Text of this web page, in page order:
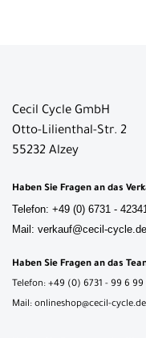
Cecil Cycle GmbH
Otto-Lilienthal-Str. 2
55232 Alzey
Haben Sie Fragen an das
Telefon: +49 (0) 6731 - 42341
Mail: verkauf@cecil-cycle.de
Haben Sie Fragen an das
Telefon: +49 (0) 6731 - 99 6 99
Mail: onlineshop@cecil-cycle.de